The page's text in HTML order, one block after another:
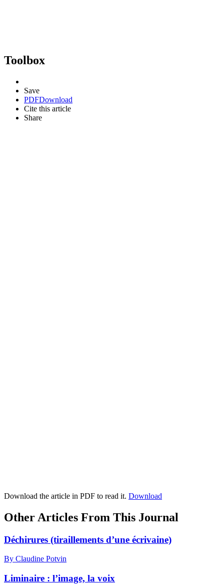
Toolbox
Save
PDFDownload
Cite this article
Share
Download the article in PDF to read it. Download
Other Articles From This Journal
Déchirures (tiraillements d’une écrivaine)
By Claudine Potvin
Liminaire : l’image, la voix